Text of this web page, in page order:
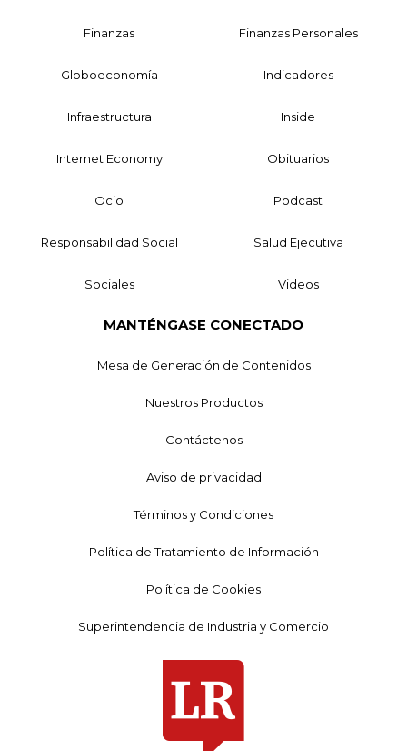
Finanzas Finanzas Personales
Globoeconomía Indicadores
Infraestructura Inside
Internet Economy Obituarios
Ocio Podcast
Responsabilidad Social Salud Ejecutiva
Sociales Videos
MANTÉNGASE CONECTADO
Mesa de Generación de Contenidos
Nuestros Productos
Contáctenos
Aviso de privacidad
Términos y Condiciones
Política de Tratamiento de Información
Política de Cookies
Superintendencia de Industria y Comercio